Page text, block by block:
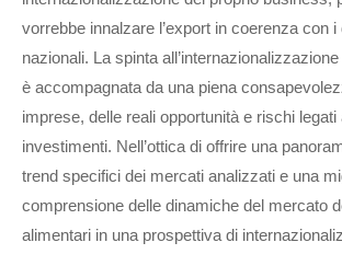
vorrebbe innalzare l’export in coerenza con
nazionali. La spinta
è accompagnata da una piena
imprese, delle reali opportunità e rischi legati
investimenti. Nell’ottica di offrire una
trend specifici dei mercati analizzati e una
comprensione delle dinamiche del mercato
alimentari in una prospettiva di